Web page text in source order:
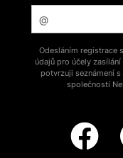
Odesláním registrace
údajů pro účely
potvrzuji seznámení s
společností